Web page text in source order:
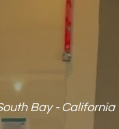
Bay - California